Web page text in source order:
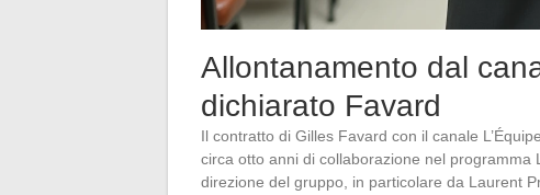
Allontanamento dal
dichiarato Favard
Il contratto di Gilles Favard con il canale
circa otto anni di collaborazione nel programma
direzione del gruppo, in particolare da Laurent